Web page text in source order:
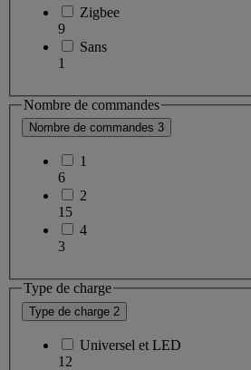
Zigbee
9
Sans
1
Nombre de commandes
Nombre de commandes 3
1
6
2
15
4
3
Type de charge
Type de charge 2
Universel et LED
12